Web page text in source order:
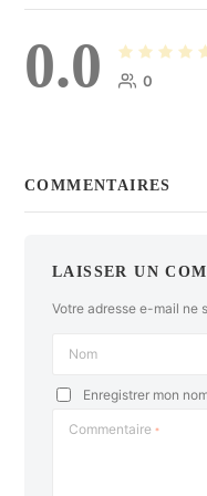
0.0 0
COMMENTAIRES
LAISSER UN
Votre adresse e-mail ne
Nom
Enregistrer mon
Commentaire *